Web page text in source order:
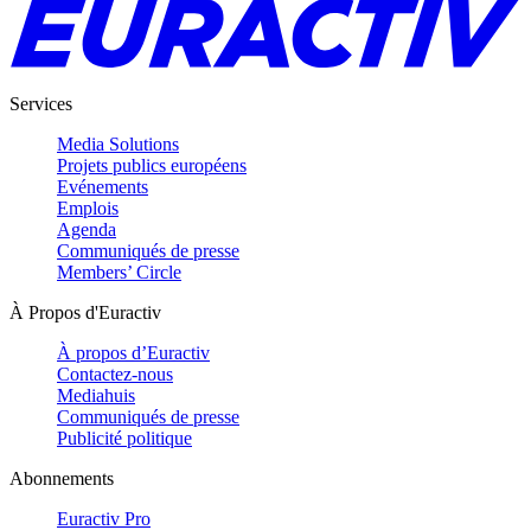
Services
Media Solutions
Projets publics européens
Evénements
Emplois
Agenda
Communiqués de presse
Members’ Circle
À Propos d'Euractiv
À propos d’Euractiv
Contactez-nous
Mediahuis
Communiqués de presse
Publicité politique
Abonnements
Euractiv Pro